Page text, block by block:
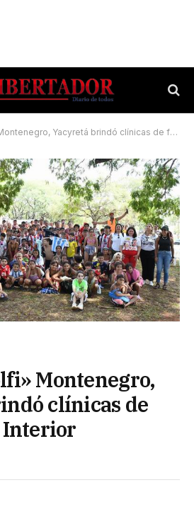
Yacyretá brindó clínicas de fútbol en el Interior
Montenegro,
clínicas de
Interior